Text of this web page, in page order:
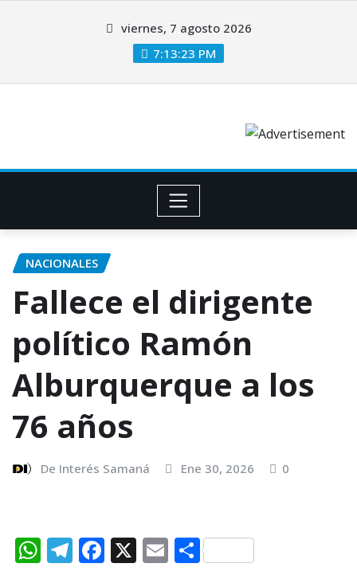
viernes, 7 agosto 2026
7:13:24 PM
NACIONALES
Fallece el dirigente
político Ramón
Alburquerque a los
76 años
De Interés Samaná Ene 30, 2026 0
W T F X E C